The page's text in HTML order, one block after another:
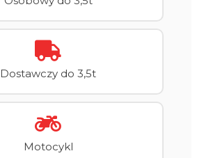
Dostawczy do 3,5t
Motocykl